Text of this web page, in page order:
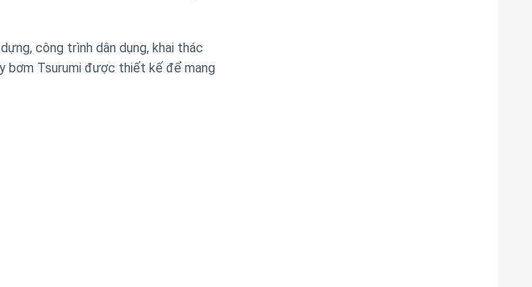
công trình dân dụng, khai thác
bơm Tsurumi được thiết kế để mang